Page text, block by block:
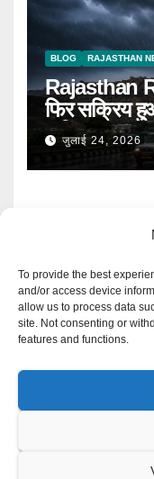
To provide the best
and/or access device
allow us to process data
site. Not consenting or
features and functions.
BLOG RAJASTHAN
Rajasthan
फिर सक्रिय
बारिश का
जुलाई 24, 2026